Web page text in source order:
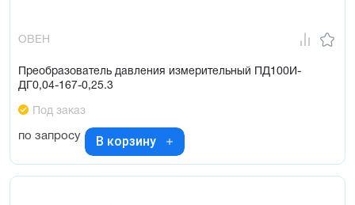
ОВЕН
Преобразователь давления измерительный ПД100И-
ДГ0,04-167-0,25.3
Под заказ
по запросу В корзину